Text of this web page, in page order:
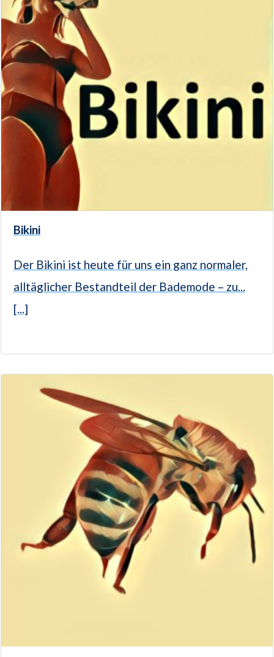
Bikini
Der Bikini ist heute für uns ein ganz normaler,
alltäglicher Bestandteil der Bademode – zu...
[...]